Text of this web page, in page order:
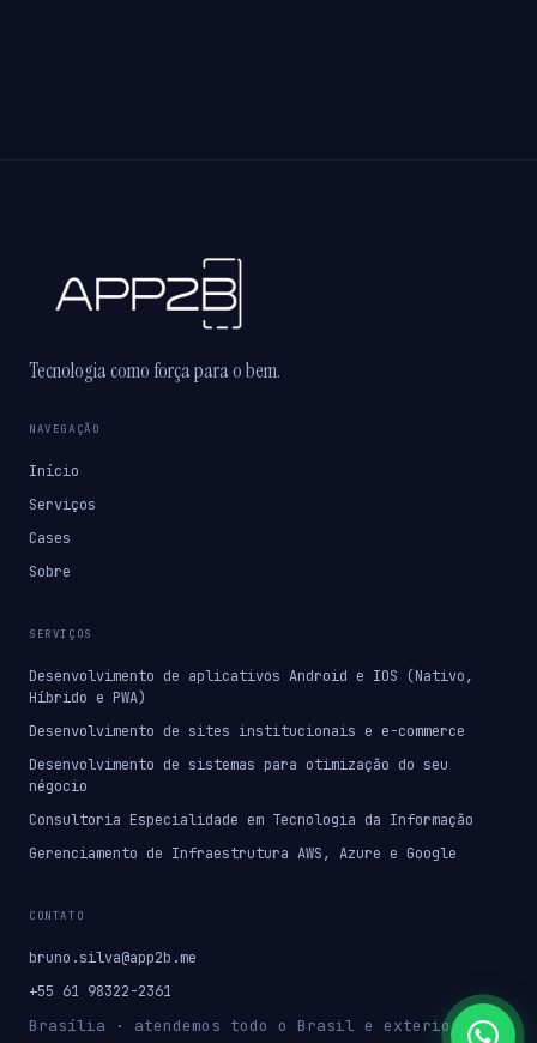
Tecnologia como força para o bem.
NAVEGAÇÃO
Início
Serviços
Cases
Sobre
SERVIÇOS
Desenvolvimento de aplicativos Android e IOS (Nativo,
Híbrido e PWA)
Desenvolvimento de sites institucionais e e-commerce
Desenvolvimento de sistemas para otimização do seu
négocio
Consultoria Especialidade em Tecnologia da Informação
Gerenciamento de Infraestrutura AWS, Azure e Google
CONTATO
bruno.silva@app2b.me
+55 61 98322-2361
Brasília · atendemos todo o Brasil e exterior